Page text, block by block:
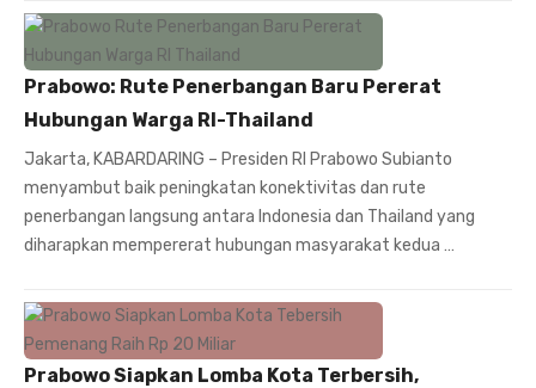
Prabowo: Rute Penerbangan Baru Pererat
Hubungan Warga RI-Thailand
Jakarta, KABARDARING – Presiden RI Prabowo Subianto
menyambut baik peningkatan konektivitas dan rute
penerbangan langsung antara Indonesia dan Thailand yang
diharapkan mempererat hubungan masyarakat kedua …
Prabowo Siapkan Lomba Kota Terbersih,